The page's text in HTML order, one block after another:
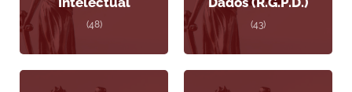
(48) (43)